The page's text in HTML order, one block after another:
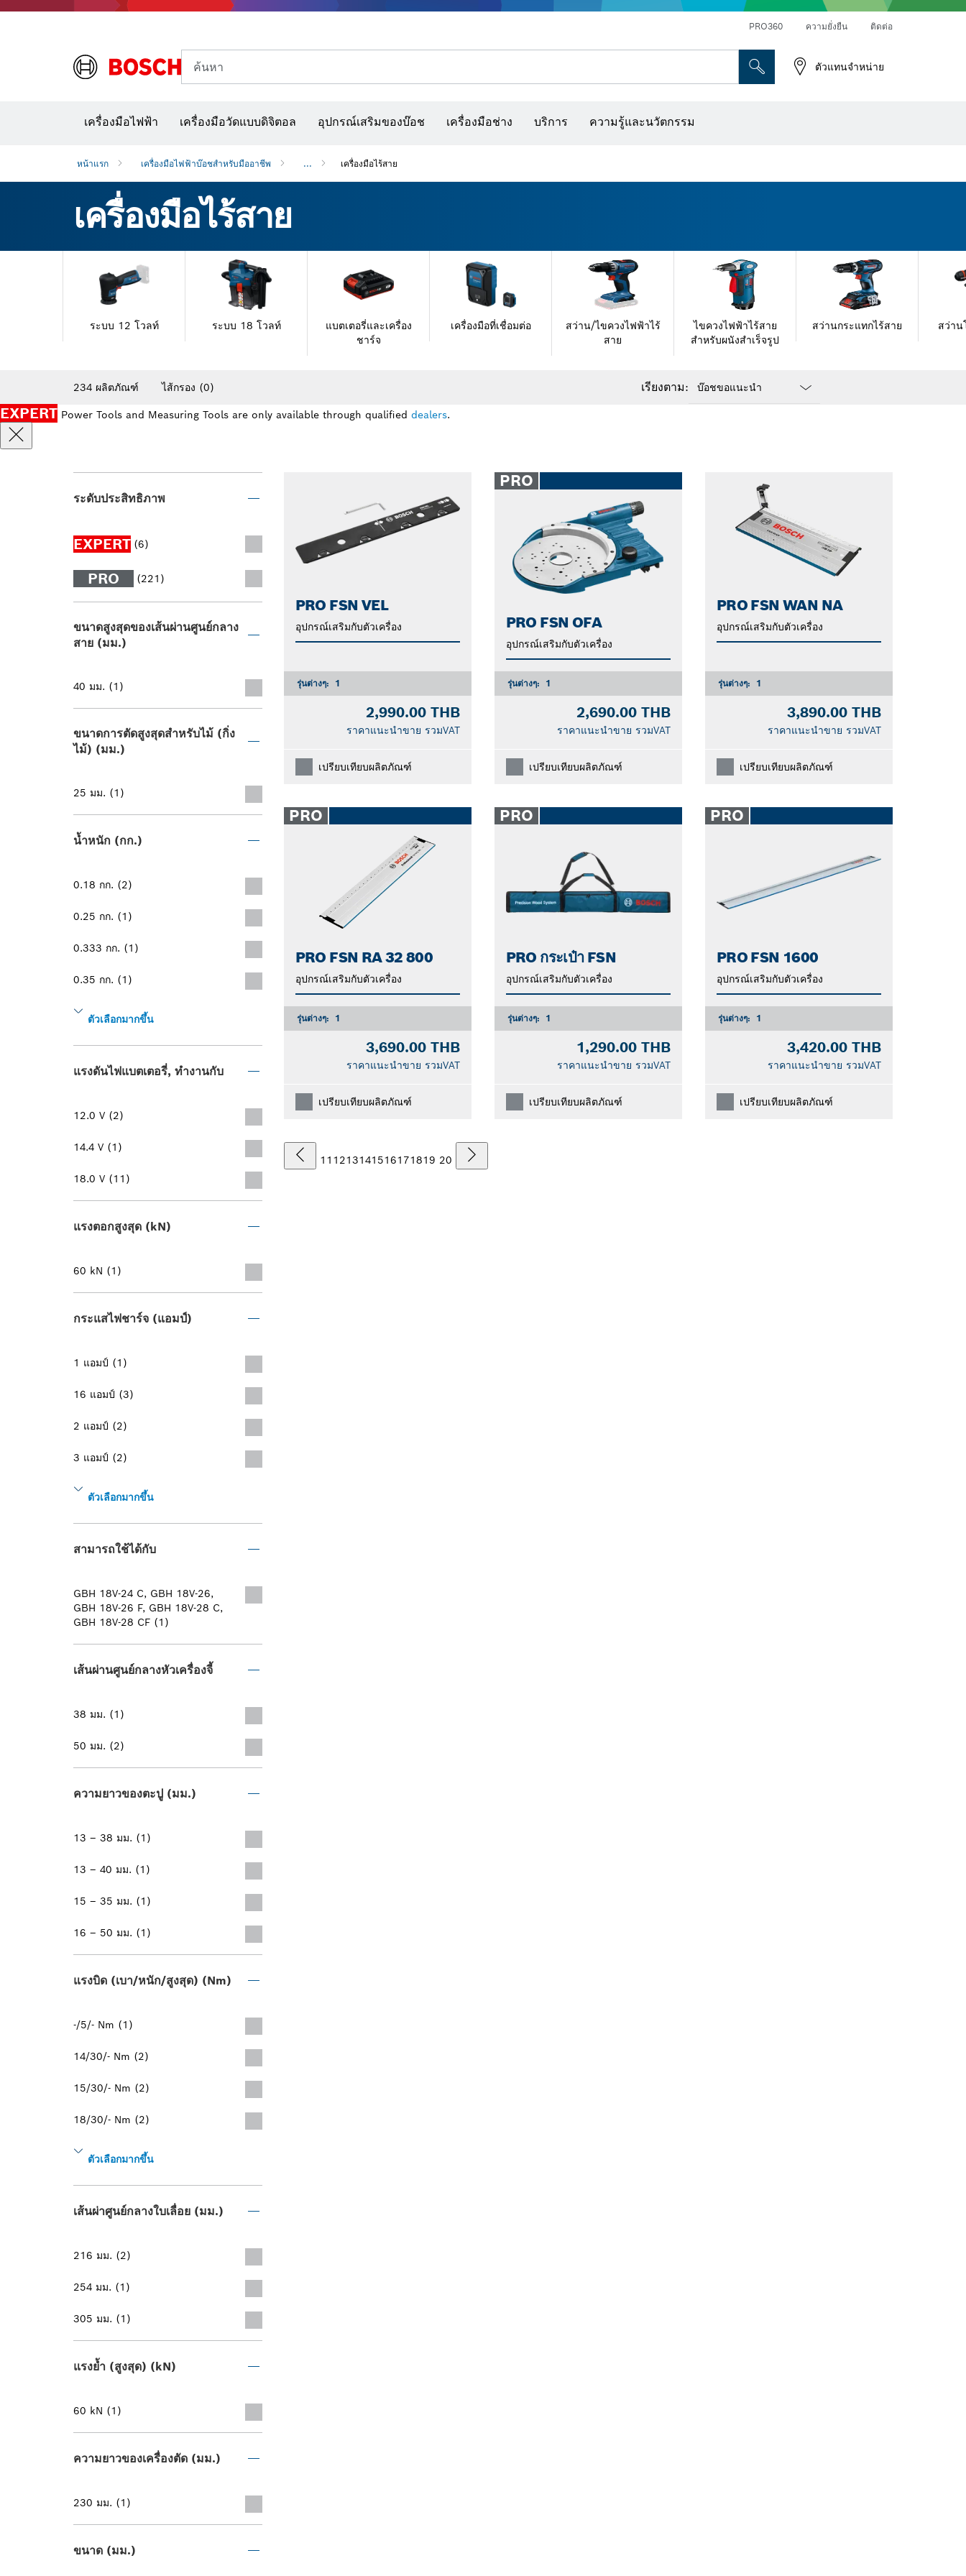
PRO360 ความยั่งยืน ติดต่อ
ค้นหา ตัวแทนจำหน่าย
เครื่องมือไฟฟ้า เครื่องมือวัดแบบดิจิตอล อุปกรณ์เสริมของบ๊อช เครื่องมือช่าง บริการ ความรู้และนวัตกรรม
หน้าแรก เครื่องมือไฟฟ้าบ๊อชสำหรับมืออาชีพ ... เครื่องมือไร้สาย
เครื่องมือไร้สาย
ระบบ 12 โวลท์ ระบบ 18 โวลท์
แบตเตอรี่และเครื่อง
ชาร์จ
เครื่องมือที่เชื่อมต่อ
สว่าน/ไขควงไฟฟ้าไร้
สาย
ไขควงไฟฟ้าไร้สาย
สำหรับผนังสำเร็จรูป
สว่านกระแทกไร้สาย สว่าน
234 ผลิตภัณฑ์ ไส้กรอง (0) เรียงตาม:
EXPERT Power Tools and Measuring Tools are only available through qualified dealers.
ระดับประสิทธิภาพ
EXPERT (6)
PRO (221)
ขนาดสูงสุดของเส้นผ่านศูนย์กลาง
สาย (มม.)
40 มม. (1)
ขนาดการตัดสูงสุดสำหรับไม้ (กิ่ง
ไม้) (มม.)
25 มม. (1)
น้ำหนัก (กก.)
0.18 กก. (2)
0.25 กก. (1)
0.333 กก. (1)
0.35 กก. (1)
ตัวเลือกมากขึ้น
แรงดันไฟแบตเตอรี่, ทำงานกับ
12.0 V (2)
14.4 V (1)
18.0 V (11)
แรงตอกสูงสุด (kN)
60 kN (1)
กระแสไฟชาร์จ (แอมป์)
1 แอมป์ (1)
16 แอมป์ (3)
2 แอมป์ (2)
3 แอมป์ (2)
ตัวเลือกมากขึ้น
สามารถใช้ได้กับ
GBH 18V-24 C, GBH 18V-26,
GBH 18V-26 F, GBH 18V-28 C,
GBH 18V-28 CF (1)
เส้นผ่านศูนย์กลางหัวเครื่องจี้
38 มม. (1)
50 มม. (2)
ความยาวของตะปู (มม.)
13 – 38 มม. (1)
13 – 40 มม. (1)
15 – 35 มม. (1)
16 – 50 มม. (1)
แรงบิด (เบา/หนัก/สูงสุด) (Nm)
-/5/- Nm (1)
14/30/- Nm (2)
15/30/- Nm (2)
18/30/- Nm (2)
ตัวเลือกมากขึ้น
เส้นผ่าศูนย์กลางใบเลื่อย (มม.)
216 มม. (2)
254 มม. (1)
305 มม. (1)
แรงย้ำ (สูงสุด) (kN)
60 kN (1)
ความยาวของเครื่องตัด (มม.)
230 มม. (1)
ขนาด (มม.)
PRO FSN VEL
อุปกรณ์เสริมกับตัวเครื่อง
รุ่นต่างๆ: 1
2,990.00 THB
ราคาแนะนำขาย รวมVAT
เปรียบเทียบผลิตภัณฑ์
PRO
PRO FSN OFA
อุปกรณ์เสริมกับตัวเครื่อง
รุ่นต่างๆ: 1
2,690.00 THB
ราคาแนะนำขาย รวมVAT
เปรียบเทียบผลิตภัณฑ์
PRO FSN WAN NA
อุปกรณ์เสริมกับตัวเครื่อง
รุ่นต่างๆ: 1
3,890.00 THB
ราคาแนะนำขาย รวมVAT
เปรียบเทียบผลิตภัณฑ์
PRO
PRO FSN RA 32 800
อุปกรณ์เสริมกับตัวเครื่อง
รุ่นต่างๆ: 1
3,690.00 THB
ราคาแนะนำขาย รวมVAT
เปรียบเทียบผลิตภัณฑ์
PRO
PRO กระเป๋า FSN
อุปกรณ์เสริมกับตัวเครื่อง
รุ่นต่างๆ: 1
1,290.00 THB
ราคาแนะนำขาย รวมVAT
เปรียบเทียบผลิตภัณฑ์
PRO
PRO FSN 1600
อุปกรณ์เสริมกับตัวเครื่อง
รุ่นต่างๆ: 1
3,420.00 THB
ราคาแนะนำขาย รวมVAT
เปรียบเทียบผลิตภัณฑ์
11 1213141516171819 20